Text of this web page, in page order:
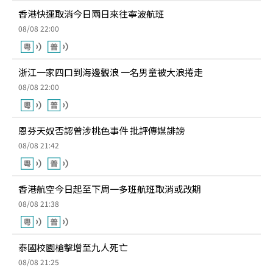
香港快運取消今日兩日來往寧波航班
08/08 22:00
浙江一家四口到海邊觀浪 一名男童被大浪捲走
08/08 22:00
恩芬天奴否認曾涉桃色事件 批評傳媒誹謗
08/08 21:42
香港航空今日起至下周一多班航班取消或改期
08/08 21:38
泰國校園槍擊增至九人死亡
08/08 21:25